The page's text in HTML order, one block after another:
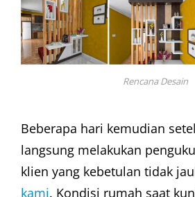
Rencana Desain
Beberapa hari kemudian
langsung melakukan
klien yang kebetulan tidak
kami. Kondisi rumah saat